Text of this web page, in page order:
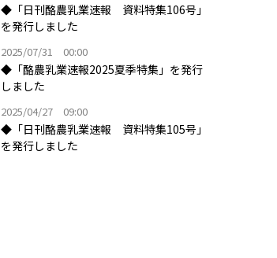
◆「日刊酪農乳業速報 資料特集106号」
を発行しました
2025/07/31 00:00
◆「酪農乳業速報2025夏季特集」を発行
しました
2025/04/27 09:00
◆「日刊酪農乳業速報 資料特集105号」
を発行しました